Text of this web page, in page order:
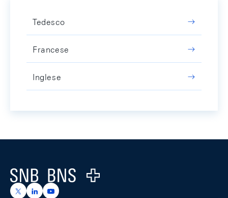
Tedesco
Francese
Inglese
Logo
https://x.com/snb_bns
https://ch.linkedin.com/company/swiss-national-
https://www.youtube.com/@swissnationalbank